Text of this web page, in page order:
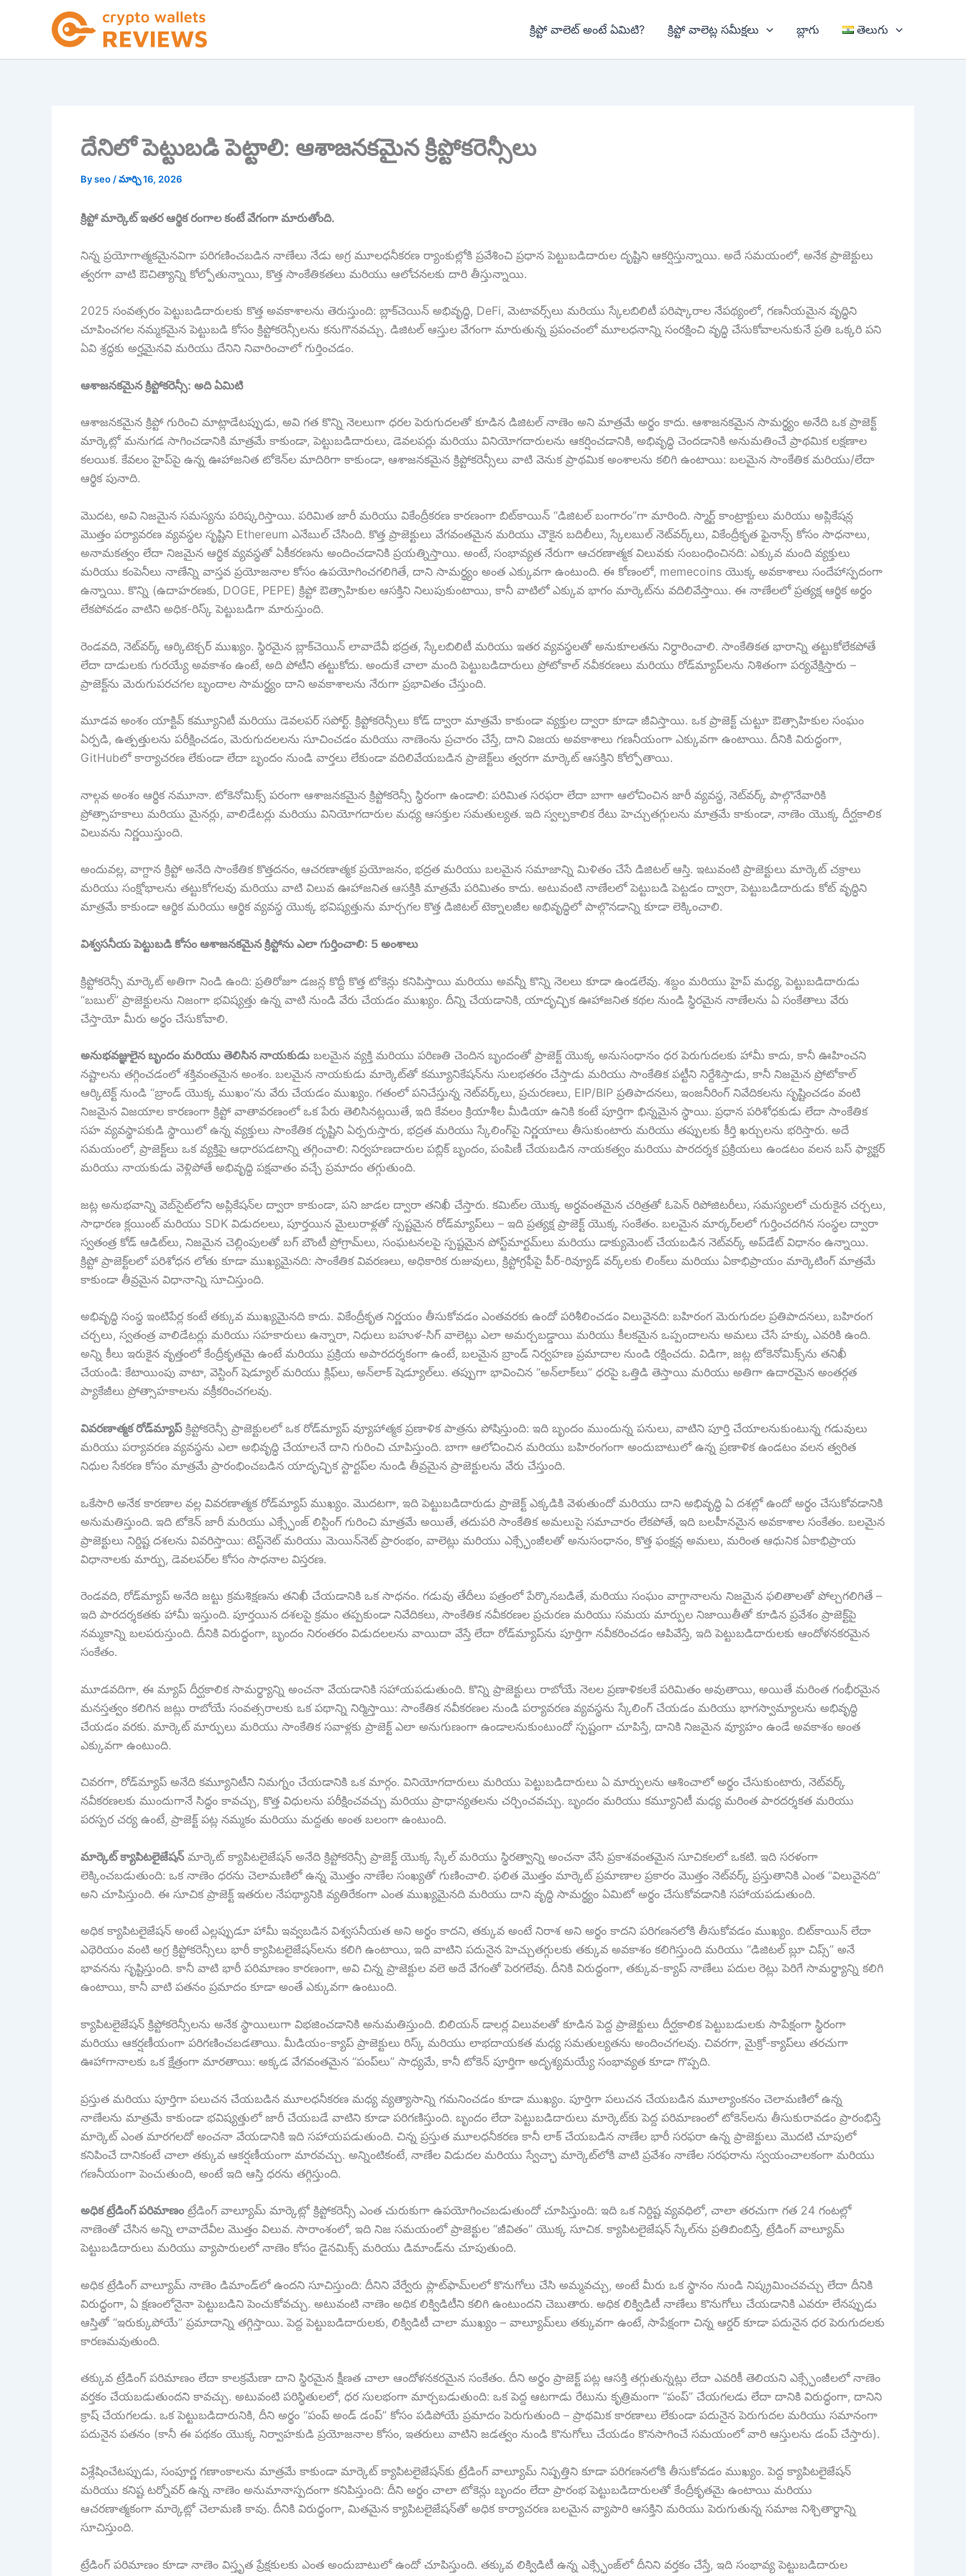
క్రిప్టో వాలెట్ అంటే ఏమిటి? క్రిప్టో వాలెట్ల సమీక్షలు బ్లాగు తెలుగు
దేనిలో పెట్టుబడి పెట్టాలి: ఆశాజనకమైన క్రిప్టోకరెన్సీలు
Byseo /మార్చి 16, 2026
క్రిప్టో మార్కెట్ ఇతర ఆర్థిక రంగాల కంటే వేగంగా మారుతోంది.
నిన్న ప్రయోగాత్మకమైనవిగా పరిగణించబడిన నాణేలు నేడు అగ్ర మూలధనీకరణ ర్యాంకుల్లోకి ప్రవేశించి ప్రధాన పెట్టుబడిదారుల దృష్టిని ఆకర్షిస్తున్నాయి. అదే సమయంలో, అనేక ప్రాజెక్టులు
త్వరగా వాటి ఔచిత్యాన్ని కోల్పోతున్నాయి, కొత్త సాంకేతికతలు మరియు ఆలోచనలకు దారి తీస్తున్నాయి.
2025 సంవత్సరం పెట్టుబడిదారులకు కొత్త అవకాశాలను తెరుస్తుంది: బ్లాక్‌చెయిన్ అభివృద్ధి, DeFi, మెటావర్స్‌లు మరియు స్కేలబిలిటీ పరిష్కారాల నేపథ్యంలో, గణనీయమైన వృద్ధిని
చూపించగల నమ్మకమైన పెట్టుబడి కోసం క్రిప్టోకరెన్సీలను కనుగొనవచ్చు. డిజిటల్ ఆస్తుల వేగంగా మారుతున్న ప్రపంచంలో మూలధనాన్ని సంరక్షించి వృద్ధి చేసుకోవాలనుకునే ప్రతి ఒక్కరి పని
ఏవి శ్రద్ధకు అర్హమైనవి మరియు దేనిని నివారించాలో గుర్తించడం.
ఆశాజనకమైన క్రిప్టోకరెన్సీ: అది ఏమిటి
ఆశాజనకమైన క్రిప్టో గురించి మాట్లాడేటప్పుడు, అవి గత కొన్ని నెలలుగా ధరల పెరుగుదలతో కూడిన డిజిటల్ నాణెం అని మాత్రమే అర్థం కాదు. ఆశాజనకమైన సామర్థ్యం అనేది ఒక ప్రాజెక్ట్
మార్కెట్లో మనుగడ సాగించడానికి మాత్రమే కాకుండా, పెట్టుబడిదారులు, డెవలపర్లు మరియు వినియోగదారులను ఆకర్షించడానికి, అభివృద్ధి చెందడానికి అనుమతించే ప్రాథమిక లక్షణాల
కలయిక. కేవలం హైప్‌పై ఉన్న ఊహాజనిత టోకెన్‌ల మాదిరిగా కాకుండా, ఆశాజనకమైన క్రిప్టోకరెన్సీలు వాటి వెనుక ప్రాథమిక అంశాలను కలిగి ఉంటాయి: బలమైన సాంకేతిక మరియు/లేదా
ఆర్థిక పునాది.
మొదట, అవి నిజమైన సమస్యను పరిష్కరిస్తాయి. పరిమిత జారీ మరియు వికేంద్రీకరణ కారణంగా బిట్‌కాయిన్ “డిజిటల్ బంగారం”గా మారింది. స్మార్ట్ కాంట్రాక్టులు మరియు అప్లికేషన్ల
మొత్తం పర్యావరణ వ్యవస్థల సృష్టిని Ethereum ఎనేబుల్ చేసింది. కొత్త ప్రాజెక్టులు వేగవంతమైన మరియు చౌకైన బదిలీలు, స్కేలబుల్ నెట్‌వర్క్‌లు, వికేంద్రీకృత ఫైనాన్స్ కోసం సాధనాలు,
అనామకత్వం లేదా నిజమైన ఆర్థిక వ్యవస్థతో ఏకీకరణను అందించడానికి ప్రయత్నిస్తాయి. అంటే, సంభావ్యత నేరుగా ఆచరణాత్మక విలువకు సంబంధించినది: ఎక్కువ మంది వ్యక్తులు
మరియు కంపెనీలు నాణేన్ని వాస్తవ ప్రయోజనాల కోసం ఉపయోగించగలిగితే, దాని సామర్థ్యం అంత ఎక్కువగా ఉంటుంది. ఈ కోణంలో, memecoins యొక్క అవకాశాలు సందేహాస్పదంగా
ఉన్నాయి. కొన్ని (ఉదాహరణకు, DOGE, PEPE) క్రిప్టో ఔత్సాహికుల ఆసక్తిని నిలుపుకుంటాయి, కానీ వాటిలో ఎక్కువ భాగం మార్కెట్‌ను వదిలివేస్తాయి. ఈ నాణేలలో ప్రత్యక్ష ఆర్థిక అర్థం
లేకపోవడం వాటిని అధిక-రిస్క్ పెట్టుబడిగా మారుస్తుంది.
రెండవది, నెట్‌వర్క్ ఆర్కిటెక్చర్ ముఖ్యం. స్థిరమైన బ్లాక్‌చెయిన్ లావాదేవీ భద్రత, స్కేలబిలిటీ మరియు ఇతర వ్యవస్థలతో అనుకూలతను నిర్ధారించాలి. సాంకేతికత భారాన్ని తట్టుకోలేకపోతే
లేదా దాడులకు గురయ్యే అవకాశం ఉంటే, అది పోటీని తట్టుకోదు. అందుకే చాలా మంది పెట్టుబడిదారులు ప్రోటోకాల్ నవీకరణలు మరియు రోడ్‌మ్యాప్‌లను నిశితంగా పర్యవేక్షిస్తారు –
ప్రాజెక్ట్‌ను మెరుగుపరచగల బృందాల సామర్థ్యం దాని అవకాశాలను నేరుగా ప్రభావితం చేస్తుంది.
మూడవ అంశం యాక్టివ్ కమ్యూనిటీ మరియు డెవలపర్ సపోర్ట్. క్రిప్టోకరెన్సీలు కోడ్ ద్వారా మాత్రమే కాకుండా వ్యక్తుల ద్వారా కూడా జీవిస్తాయి. ఒక ప్రాజెక్ట్ చుట్టూ ఔత్సాహికుల సంఘం
ఏర్పడి, ఉత్పత్తులను పరీక్షించడం, మెరుగుదలలను సూచించడం మరియు నాణెంను ప్రచారం చేస్తే, దాని విజయ అవకాశాలు గణనీయంగా ఎక్కువగా ఉంటాయి. దీనికి విరుద్ధంగా,
GitHubలో కార్యాచరణ లేకుండా లేదా బృందం నుండి వార్తలు లేకుండా వదిలివేయబడిన ప్రాజెక్ట్‌లు త్వరగా మార్కెట్ ఆసక్తిని కోల్పోతాయి.
నాల్గవ అంశం ఆర్థిక నమూనా. టోకెనోమిక్స్ పరంగా ఆశాజనకమైన క్రిప్టోకరెన్సీ స్థిరంగా ఉండాలి: పరిమిత సరఫరా లేదా బాగా ఆలోచించిన జారీ వ్యవస్థ, నెట్‌వర్క్ పాల్గొనేవారికి
ప్రోత్సాహకాలు మరియు మైనర్లు, వాలిడేటర్లు మరియు వినియోగదారుల మధ్య ఆసక్తుల సమతుల్యత. ఇది స్వల్పకాలిక రేటు హెచ్చుతగ్గులను మాత్రమే కాకుండా, నాణెం యొక్క దీర్ఘకాలిక
విలువను నిర్ణయిస్తుంది.
అందువల్ల, వాగ్దాన క్రిప్టో అనేది సాంకేతిక కొత్తదనం, ఆచరణాత్మక ప్రయోజనం, భద్రత మరియు బలమైన సమాజాన్ని మిళితం చేసే డిజిటల్ ఆస్తి. ఇటువంటి ప్రాజెక్టులు మార్కెట్ చక్రాలు
మరియు సంక్షోభాలను తట్టుకోగలవు మరియు వాటి విలువ ఊహాజనిత ఆసక్తికి మాత్రమే పరిమితం కాదు. అటువంటి నాణేలలో పెట్టుబడి పెట్టడం ద్వారా, పెట్టుబడిదారుడు కోట్ వృద్ధిని
మాత్రమే కాకుండా ఆర్థిక మరియు ఆర్థిక వ్యవస్థ యొక్క భవిష్యత్తును మార్చగల కొత్త డిజిటల్ టెక్నాలజీల అభివృద్ధిలో పాల్గొనడాన్ని కూడా లెక్కించాలి.
విశ్వసనీయ పెట్టుబడి కోసం ఆశాజనకమైన క్రిప్టోను ఎలా గుర్తించాలి: 5 అంశాలు
క్రిప్టోకరెన్సీ మార్కెట్ అతిగా నిండి ఉంది: ప్రతిరోజూ డజన్ల కొద్దీ కొత్త టోకెన్లు కనిపిస్తాయి మరియు అవన్నీ కొన్ని నెలలు కూడా ఉండలేవు. శబ్దం మరియు హైప్ మధ్య, పెట్టుబడిదారుడు
“బబుల్” ప్రాజెక్టులను నిజంగా భవిష్యత్తు ఉన్న వాటి నుండి వేరు చేయడం ముఖ్యం. దీన్ని చేయడానికి, యాదృచ్ఛిక ఊహాజనిత కథల నుండి స్థిరమైన నాణేలను ఏ సంకేతాలు వేరు
చేస్తాయో మీరు అర్థం చేసుకోవాలి.
అనుభవజ్ఞులైన బృందం మరియు తెలిసిన నాయకుడు బలమైన వ్యక్తి మరియు పరిణతి చెందిన బృందంతో ప్రాజెక్ట్ యొక్క అనుసంధానం ధర పెరుగుదలకు హామీ కాదు, కానీ ఊహించని
నష్టాలను తగ్గించడంలో శక్తివంతమైన అంశం. బలమైన నాయకుడు మార్కెట్‌తో కమ్యూనికేషన్‌ను సులభతరం చేస్తాడు మరియు సాంకేతిక పట్టీని నిర్దేశిస్తాడు, కానీ నిజమైన ప్రోటోకాల్
ఆర్కిటెక్ట్ నుండి “బ్రాండ్ యొక్క ముఖం”ను వేరు చేయడం ముఖ్యం. గతంలో పనిచేస్తున్న నెట్‌వర్క్‌లు, ప్రచురణలు, EIP/BIP ప్రతిపాదనలు, ఇంజనీరింగ్ నివేదికలను సృష్టించడం వంటి
నిజమైన విజయాల కారణంగా క్రిప్టో వాతావరణంలో ఒక పేరు తెలిసినట్లయితే, ఇది కేవలం క్రియాశీల మీడియా ఉనికి కంటే పూర్తిగా భిన్నమైన స్థాయి. ప్రధాన పరిశోధకుడు లేదా సాంకేతిక
సహ వ్యవస్థాపకుడి స్థాయిలో ఉన్న వ్యక్తులు సాంకేతిక దృష్టిని ఏర్పరుస్తారు, భద్రత మరియు స్కేలింగ్‌పై నిర్ణయాలు తీసుకుంటారు మరియు తప్పులకు కీర్తి ఖర్చులను భరిస్తారు. అదే
సమయంలో, ప్రాజెక్ట్‌లు ఒక వ్యక్తిపై ఆధారపడటాన్ని తగ్గించాలి: నిర్వహణదారుల పబ్లిక్ బృందం, పంపిణీ చేయబడిన నాయకత్వం మరియు పారదర్శక ప్రక్రియలు ఉండటం వలన బస్ ఫ్యాక్టర్
మరియు నాయకుడు వెళ్లిపోతే అభివృద్ధి పక్షవాతం వచ్చే ప్రమాదం తగ్గుతుంది.
జట్ల అనుభవాన్ని వెబ్‌సైట్‌లోని అప్లికేషన్‌ల ద్వారా కాకుండా, పని జాడల ద్వారా తనిఖీ చేస్తారు. కమిట్‌ల యొక్క అర్ధవంతమైన చరిత్రతో ఓపెన్ రిపోజిటరీలు, సమస్యలలో చురుకైన చర్చలు,
సాధారణ క్లయింట్ మరియు SDK విడుదలలు, పూర్తయిన మైలురాళ్లతో స్పష్టమైన రోడ్‌మ్యాప్‌లు – ఇది ప్రత్యక్ష ప్రాజెక్ట్ యొక్క సంకేతం. బలమైన మార్కర్‌లలో గుర్తించదగిన సంస్థల ద్వారా
స్వతంత్ర కోడ్ ఆడిట్‌లు, నిజమైన చెల్లింపులతో బగ్ బౌంటీ ప్రోగ్రామ్‌లు, సంఘటనలపై స్పష్టమైన పోస్ట్‌మార్టమ్‌లు మరియు డాక్యుమెంట్ చేయబడిన నెట్‌వర్క్ అప్‌డేట్ విధానం ఉన్నాయి.
క్రిప్టో ప్రాజెక్ట్‌లలో పరిశోధన లోతు కూడా ముఖ్యమైనది: సాంకేతిక వివరణలు, అధికారిక రుజువులు, క్రిప్టోగ్రఫీపై పీర్-రివ్యూడ్ వర్క్‌లకు లింక్‌లు మరియు ఏకాభిప్రాయం మార్కెటింగ్ మాత్రమే
కాకుండా తీవ్రమైన విధానాన్ని సూచిస్తుంది.
అభివృద్ధి సంస్థ ఇంటిపేర్ల కంటే తక్కువ ముఖ్యమైనది కాదు. వికేంద్రీకృత నిర్ణయం తీసుకోవడం ఎంతవరకు ఉందో పరిశీలించడం విలువైనది: బహిరంగ మెరుగుదల ప్రతిపాదనలు, బహిరంగ
చర్చలు, స్వతంత్ర వాలిడేటర్లు మరియు సహకారులు ఉన్నారా, నిధులు బహుళ-సిగ్ వాలెట్లు ఎలా అమర్చబడ్డాయి మరియు కీలకమైన ఒప్పందాలను అమలు చేసే హక్కు ఎవరికి ఉంది.
అన్ని కీలు ఇరుకైన వృత్తంలో కేంద్రీకృతమై ఉంటే మరియు ప్రక్రియ అపారదర్శకంగా ఉంటే, బలమైన బ్రాండ్ నిర్వహణ ప్రమాదాల నుండి రక్షించదు. విడిగా, జట్ల టోకెనోమిక్స్‌ను తనిఖీ
చేయండి: కేటాయింపు వాటా, వెస్టింగ్ షెడ్యూల్ మరియు క్లిఫ్‌లు, అన్‌లాక్ షెడ్యూల్‌లు. తప్పుగా భావించిన “అన్‌లాక్‌లు” ధరపై ఒత్తిడి తెస్తాయి మరియు అతిగా ఉదారమైన అంతర్గత
ప్యాకేజీలు ప్రోత్సాహకాలను వక్రీకరించగలవు.
వివరణాత్మక రోడ్‌మ్యాప్క్రిప్టోకరెన్సీ ప్రాజెక్టులలో ఒక రోడ్‌మ్యాప్ వ్యూహాత్మక ప్రణాళిక పాత్రను పోషిస్తుంది: ఇది బృందం ముందున్న పనులు, వాటిని పూర్తి చేయాలనుకుంటున్న గడువులు
మరియు పర్యావరణ వ్యవస్థను ఎలా అభివృద్ధి చేయాలనే దాని గురించి చూపిస్తుంది. బాగా ఆలోచించిన మరియు బహిరంగంగా అందుబాటులో ఉన్న ప్రణాళిక ఉండటం వలన త్వరిత
నిధుల సేకరణ కోసం మాత్రమే ప్రారంభించబడిన యాదృచ్ఛిక స్టార్టప్‌ల నుండి తీవ్రమైన ప్రాజెక్టులను వేరు చేస్తుంది.
ఒకేసారి అనేక కారణాల వల్ల వివరణాత్మక రోడ్‌మ్యాప్ ముఖ్యం. మొదటగా, ఇది పెట్టుబడిదారుడు ప్రాజెక్ట్ ఎక్కడికి వెళుతుందో మరియు దాని అభివృద్ధి ఏ దశల్లో ఉందో అర్థం చేసుకోవడానికి
అనుమతిస్తుంది. ఇది టోకెన్ జారీ మరియు ఎక్స్ఛేంజ్ లిస్టింగ్ గురించి మాత్రమే అయితే, తదుపరి సాంకేతిక అమలుపై సమాచారం లేకపోతే, ఇది బలహీనమైన అవకాశాల సంకేతం. బలమైన
ప్రాజెక్టులు నిర్దిష్ట దశలను వివరిస్తాయి: టెస్ట్‌నెట్ మరియు మెయిన్‌నెట్ ప్రారంభం, వాలెట్లు మరియు ఎక్స్ఛేంజీలతో అనుసంధానం, కొత్త ఫంక్షన్ల అమలు, మరింత ఆధునిక ఏకాభిప్రాయ
విధానాలకు మార్పు, డెవలపర్‌ల కోసం సాధనాల విస్తరణ.
రెండవది, రోడ్‌మ్యాప్ అనేది జట్టు క్రమశిక్షణను తనిఖీ చేయడానికి ఒక సాధనం. గడువు తేదీలు పత్రంలో పేర్కొనబడితే, మరియు సంఘం వాగ్దానాలను నిజమైన ఫలితాలతో పోల్చగలిగితే –
ఇది పారదర్శకతకు హామీ ఇస్తుంది. పూర్తయిన దశలపై క్రమం తప్పకుండా నివేదికలు, సాంకేతిక నవీకరణల ప్రచురణ మరియు సమయ మార్పుల నిజాయితీతో కూడిన ప్రవేశం ప్రాజెక్ట్‌పై
నమ్మకాన్ని బలపరుస్తుంది. దీనికి విరుద్ధంగా, బృందం నిరంతరం విడుదలలను వాయిదా వేస్తే లేదా రోడ్‌మ్యాప్‌ను పూర్తిగా నవీకరించడం ఆపివేస్తే, ఇది పెట్టుబడిదారులకు ఆందోళనకరమైన
సంకేతం.
మూడవదిగా, ఈ మ్యాప్ దీర్ఘకాలిక సామర్థ్యాన్ని అంచనా వేయడానికి సహాయపడుతుంది. కొన్ని ప్రాజెక్టులు రాబోయే నెలల ప్రణాళికలకే పరిమితం అవుతాయి, అయితే మరింత గంభీరమైన
మనస్తత్వం కలిగిన జట్లు రాబోయే సంవత్సరాలకు ఒక పథాన్ని నిర్మిస్తాయి: సాంకేతిక నవీకరణల నుండి పర్యావరణ వ్యవస్థను స్కేలింగ్ చేయడం మరియు భాగస్వామ్యాలను అభివృద్ధి
చేయడం వరకు. మార్కెట్ మార్పులు మరియు సాంకేతిక సవాళ్లకు ప్రాజెక్ట్ ఎలా అనుగుణంగా ఉండాలనుకుంటుందో స్పష్టంగా చూపిస్తే, దానికి నిజమైన వ్యూహం ఉండే అవకాశం అంత
ఎక్కువగా ఉంటుంది.
చివరగా, రోడ్‌మ్యాప్ అనేది కమ్యూనిటీని నిమగ్నం చేయడానికి ఒక మార్గం. వినియోగదారులు మరియు పెట్టుబడిదారులు ఏ మార్పులను ఆశించాలో అర్థం చేసుకుంటారు, నెట్‌వర్క్
నవీకరణలకు ముందుగానే సిద్ధం కావచ్చు, కొత్త విధులను పరీక్షించవచ్చు మరియు ప్రాధాన్యతలను చర్చించవచ్చు. బృందం మరియు కమ్యూనిటీ మధ్య మరింత పారదర్శకత మరియు
పరస్పర చర్య ఉంటే, ప్రాజెక్ట్ పట్ల నమ్మకం మరియు మద్దతు అంత బలంగా ఉంటుంది.
మార్కెట్ క్యాపిటలైజేషన్మార్కెట్ క్యాపిటలైజేషన్ అనేది క్రిప్టోకరెన్సీ ప్రాజెక్ట్ యొక్క స్కేల్ మరియు స్థిరత్వాన్ని అంచనా వేసే ప్రకాశవంతమైన సూచికలలో ఒకటి. ఇది సరళంగా
లెక్కించబడుతుంది: ఒక నాణెం ధరను చెలామణిలో ఉన్న మొత్తం నాణేల సంఖ్యతో గుణించాలి. ఫలిత మొత్తం మార్కెట్ ప్రమాణాల ప్రకారం మొత్తం నెట్‌వర్క్ ప్రస్తుతానికి ఎంత “విలువైనది”
అని చూపిస్తుంది. ఈ సూచిక ప్రాజెక్ట్ ఇతరుల నేపథ్యానికి వ్యతిరేకంగా ఎంత ముఖ్యమైనది మరియు దాని వృద్ధి సామర్థ్యం ఏమిటో అర్థం చేసుకోవడానికి సహాయపడుతుంది.
అధిక క్యాపిటలైజేషన్ అంటే ఎల్లప్పుడూ హామీ ఇవ్వబడిన విశ్వసనీయత అని అర్థం కాదని, తక్కువ అంటే నిరాశ అని అర్థం కాదని పరిగణనలోకి తీసుకోవడం ముఖ్యం. బిట్‌కాయిన్ లేదా
ఎథెరియం వంటి అగ్ర క్రిప్టోకరెన్సీలు భారీ క్యాపిటలైజేషన్‌లను కలిగి ఉంటాయి, ఇది వాటిని పదునైన హెచ్చుతగ్గులకు తక్కువ అవకాశం కలిగిస్తుంది మరియు “డిజిటల్ బ్లూ చిప్స్” అనే
భావనను సృష్టిస్తుంది. కానీ వాటి భారీ పరిమాణం కారణంగా, అవి చిన్న ప్రాజెక్టుల వలె అదే వేగంతో పెరగలేవు. దీనికి విరుద్ధంగా, తక్కువ-క్యాప్ నాణేలు పదుల రెట్లు పెరిగే సామర్థ్యాన్ని కలిగి
ఉంటాయి, కానీ వాటి పతనం ప్రమాదం కూడా అంతే ఎక్కువగా ఉంటుంది.
క్యాపిటలైజేషన్ క్రిప్టోకరెన్సీలను అనేక స్థాయిలుగా విభజించడానికి అనుమతిస్తుంది. బిలియన్ డాలర్ల విలువలతో కూడిన పెద్ద ప్రాజెక్టులు దీర్ఘకాలిక పెట్టుబడులకు సాపేక్షంగా స్థిరంగా
మరియు ఆకర్షణీయంగా పరిగణించబడతాయి. మీడియం-క్యాప్ ప్రాజెక్టులు రిస్క్ మరియు లాభదాయకత మధ్య సమతుల్యతను అందించగలవు. చివరగా, మైక్రో-క్యాప్‌లు తరచుగా
ఊహాగానాలకు ఒక క్షేత్రంగా మారతాయి: అక్కడ వేగవంతమైన “పంప్‌లు” సాధ్యమే, కానీ టోకెన్ పూర్తిగా అదృశ్యమయ్యే సంభావ్యత కూడా గొప్పది.
ప్రస్తుత మరియు పూర్తిగా పలుచన చేయబడిన మూలధనీకరణ మధ్య వ్యత్యాసాన్ని గమనించడం కూడా ముఖ్యం. పూర్తిగా పలుచన చేయబడిన మూల్యాంకనం చెలామణిలో ఉన్న
నాణేలను మాత్రమే కాకుండా భవిష్యత్తులో జారీ చేయబడే వాటిని కూడా పరిగణిస్తుంది. బృందం లేదా పెట్టుబడిదారులు మార్కెట్‌కు పెద్ద పరిమాణంలో టోకెన్‌లను తీసుకురావడం ప్రారంభిస్తే
మార్కెట్ ఎంత మారగలదో అంచనా వేయడానికి ఇది సహాయపడుతుంది. చిన్న ప్రస్తుత మూలధనీకరణ కానీ లాక్ చేయబడిన నాణేల భారీ సరఫరా ఉన్న ప్రాజెక్టులు మొదటి చూపులో
కనిపించే దానికంటే చాలా తక్కువ ఆకర్షణీయంగా మారవచ్చు. అన్నింటికంటే, నాణేల విడుదల మరియు స్వేచ్ఛా మార్కెట్‌లోకి వాటి ప్రవేశం నాణేల సరఫరాను స్వయంచాలకంగా మరియు
గణనీయంగా పెంచుతుంది, అంటే ఇది ఆస్తి ధరను తగ్గిస్తుంది.
అధిక ట్రేడింగ్ పరిమాణంట్రేడింగ్ వాల్యూమ్ మార్కెట్లో క్రిప్టోకరెన్సీ ఎంత చురుకుగా ఉపయోగించబడుతుందో చూపిస్తుంది: ఇది ఒక నిర్దిష్ట వ్యవధిలో, చాలా తరచుగా గత 24 గంటల్లో
నాణెంతో చేసిన అన్ని లావాదేవీల మొత్తం విలువ. సారాంశంలో, ఇది నిజ సమయంలో ప్రాజెక్టుల “జీవితం” యొక్క సూచిక. క్యాపిటలైజేషన్ స్కేల్‌ను ప్రతిబింబిస్తే, ట్రేడింగ్ వాల్యూమ్
పెట్టుబడిదారులు మరియు వ్యాపారులలో నాణెం కోసం డైనమిక్స్ మరియు డిమాండ్‌ను చూపుతుంది.
అధిక ట్రేడింగ్ వాల్యూమ్ నాణెం డిమాండ్‌లో ఉందని సూచిస్తుంది: దీనిని వేర్వేరు ప్లాట్‌ఫామ్‌లలో కొనుగోలు చేసి అమ్మవచ్చు, అంటే మీరు ఒక స్థానం నుండి నిష్క్రమించవచ్చు లేదా దీనికి
విరుద్ధంగా, ఏ క్షణంలోనైనా పెట్టుబడిని పెంచుకోవచ్చు. అటువంటి నాణెం అధిక లిక్విడిటీని కలిగి ఉంటుందని చెబుతారు. అధిక లిక్విడిటీ నాణేలు కొనుగోలు చేయడానికి ఎవరూ లేనప్పుడు
ఆస్తితో “ఇరుక్కుపోయే” ప్రమాదాన్ని తగ్గిస్తాయి. పెద్ద పెట్టుబడిదారులకు, లిక్విడిటీ చాలా ముఖ్యం – వాల్యూమ్‌లు తక్కువగా ఉంటే, సాపేక్షంగా చిన్న ఆర్డర్ కూడా పదునైన ధర పెరుగుదలకు
కారణమవుతుంది.
తక్కువ ట్రేడింగ్ పరిమాణం లేదా కాలక్రమేణా దాని స్థిరమైన క్షీణత చాలా ఆందోళనకరమైన సంకేతం. దీని అర్థం ప్రాజెక్ట్ పట్ల ఆసక్తి తగ్గుతున్నట్లు లేదా ఎవరికీ తెలియని ఎక్స్ఛేంజీలలో నాణెం
వర్తకం చేయబడుతుందని కావచ్చు. అటువంటి పరిస్థితులలో, ధర సులభంగా మార్చబడుతుంది: ఒక పెద్ద ఆటగాడు రేటును కృత్రిమంగా “పంప్” చేయగలడు లేదా దానికి విరుద్ధంగా, దానిని
క్రాష్ చేయగలడు. ఒక పెట్టుబడిదారునికి, దీని అర్థం “పంప్ అండ్ డంప్” కోసం పడిపోయే ప్రమాదం పెరుగుతుంది – ప్రాథమిక కారణాలు లేకుండా పదునైన పెరుగుదల మరియు సమానంగా
పదునైన పతనం (కానీ ఈ పథకం యొక్క నిర్వాహకుడి ప్రయోజనాల కోసం, ఇతరులు వాటిని జడత్వం నుండి కొనుగోలు చేయడం కొనసాగించే సమయంలో వారి ఆస్తులను డంప్ చేస్తారు).
విశ్లేషించేటప్పుడు, సంపూర్ణ గణాంకాలను మాత్రమే కాకుండా మార్కెట్ క్యాపిటలైజేషన్‌కు ట్రేడింగ్ వాల్యూమ్ నిష్పత్తిని కూడా పరిగణనలోకి తీసుకోవడం ముఖ్యం. పెద్ద క్యాపిటలైజేషన్
మరియు కనిష్ట టర్నోవర్ ఉన్న నాణెం అనుమానాస్పదంగా కనిపిస్తుంది: దీని అర్థం చాలా టోకెన్లు బృందం లేదా ప్రారంభ పెట్టుబడిదారులతో కేంద్రీకృతమై ఉంటాయి మరియు
ఆచరణాత్మకంగా మార్కెట్లో చెలామణి కావు. దీనికి విరుద్ధంగా, మితమైన క్యాపిటలైజేషన్‌తో అధిక కార్యాచరణ బలమైన వ్యాపారి ఆసక్తిని మరియు పెరుగుతున్న సమాజ నిశ్చితార్థాన్ని
సూచిస్తుంది.
ట్రేడింగ్ పరిమాణం కూడా నాణెం విస్తృత ప్రేక్షకులకు ఎంత అందుబాటులో ఉందో చూపిస్తుంది. తక్కువ లిక్విడిటీ ఉన్న ఎక్స్ఛేంజ్‌లో దీనిని వర్తకం చేస్తే, ఇది సంభావ్య పెట్టుబడిదారుల